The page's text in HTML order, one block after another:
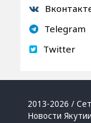
Telegram
Twitter
2013-2026 /
Новости